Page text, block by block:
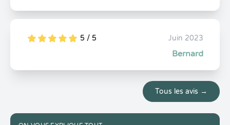
5
1
5
0 5 / 5 Juin 2023
Bernard
Tous les avis →